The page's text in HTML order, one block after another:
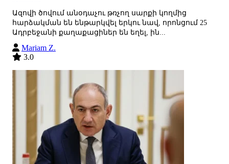
Ազովի ծովում անօդաչու թռչող սարքի կողմից
հարձակման են ենթարկվել երկու նավ, որոնցում 25
Ադրբեջանի քաղաքացիներ են եղել, ին...
Mariam Z.
3.0